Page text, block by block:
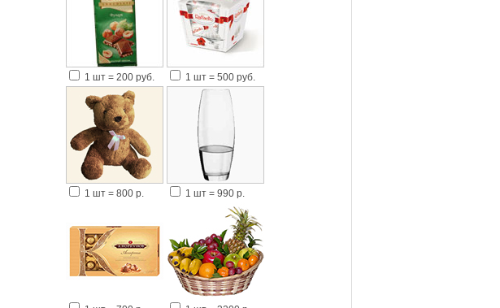
1 шт = 200 руб. 1 шт = 500 руб.
1 шт = 800 р. 1 шт = 990 р.